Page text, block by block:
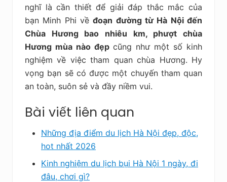
nghĩ là cần thiết để giải đáp thắc mắc của
bạn Minh Phi vềđoạn đườngtừ Hà Nội đến
Chùa Hương bao nhiêu km, phượt chùa
Hương mùa nào đẹp cũng như một số kinh
nghiệm về việc tham quan chùa Hương. Hy
vọng bạn sẽ có được một chuyến tham quan
an toàn, suôn sẻ và đầy niềm vui.
Bài viết liên quan
Những địa điểm du lịch Hà Nội đẹp, độc,
hot nhất 2026
Kinh nghiệm du lịch bụi Hà Nội 1 ngày, đi
đâu, chơi gì?